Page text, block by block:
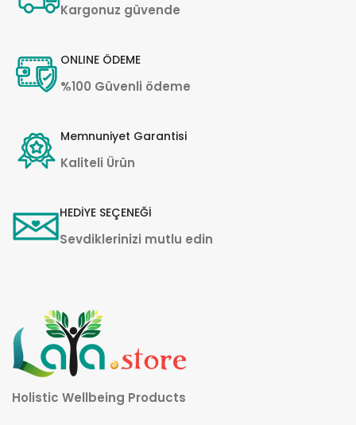
Kargonuz güvende
ONLINE ÖDEME
%100 Güvenli ödeme
Memnuniyet Garantisi
Kaliteli Ürün
HEDİYE SEÇENEĞİ
Sevdiklerinizi mutlu edin
Holistic Wellbeing Products